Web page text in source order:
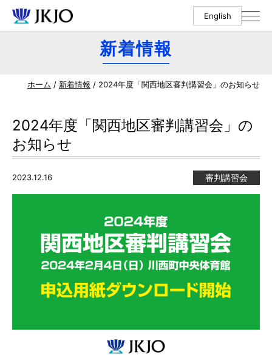
English
新着情報
ホーム / 新着情報 / 2024年度「関西地区審判講習会」のお知らせ
2024年度「関西地区審判講習会」の
お知らせ
2023.12.16 審判講習会